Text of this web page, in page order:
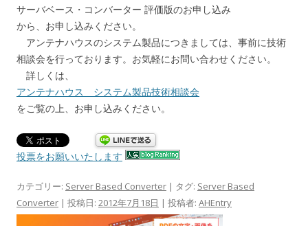
サーバベース・コンバーター 評価版のお申し込み
から、お申し込みください。
アンテナハウスのシステム製品につきましては、事前に技術
相談会を行っております。お気軽にお問い合わせください。
詳しくは、
アンテナハウス システム製品技術相談会
をご覧の上、お申し込みください。
投票をお願いいたします
カテゴリー: Server Based Converter | タグ: Server Based
Converter | 投稿日: 2012年7月18日 | 投稿者: AHEntry